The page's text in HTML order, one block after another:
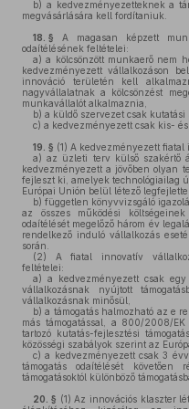
b) a kedvezményezetteknek a
megvásárlására kell fordítaniuk.
18. § A magasan képzett
odaítélésének feltételei:
a) a kölcsönzött munkaerő nem
kedvezményezett vállalkozáson
innováció területén kell
nagyvállalatnak a kölcsönzést
munkavállalót alkalmaznia,
b) a küldő szervezet csak
c) a kedvezményezett csak kis-
19. § (1) A kedvezményezett
a) az üzleti terv külső szakértő
kedvezményezett a jövőben olyan
fejleszt ki, amelyek technológiailag
Európai Unión belül létező
b) független könyvvizsgáló
az összes működési
odaítélését megelőző három év
rendelkező induló vállalkozás
során.
(2) A fiatal innovatív
feltételei:
a) a kedvezményezett csak
vállalkozásnak nyújtott
vállalkozásnak minősül,
b) a támogatás halmozható az e
más támogatással, a 800/2008/
tartozó kutatás-fejlesztési
közösségi szabályok szerint az
c) a kedvezményezett csak 3
támogatás odaítélését
támogatásoktól különböző
20. § (1) Az innovációs klaszter